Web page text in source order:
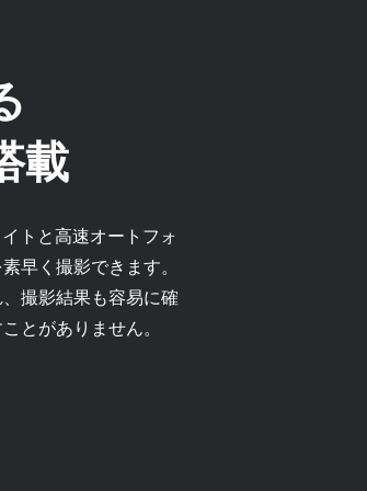
載
トと高速オートフォ
早く撮影できます。
撮影結果も容易に確
とがありません。